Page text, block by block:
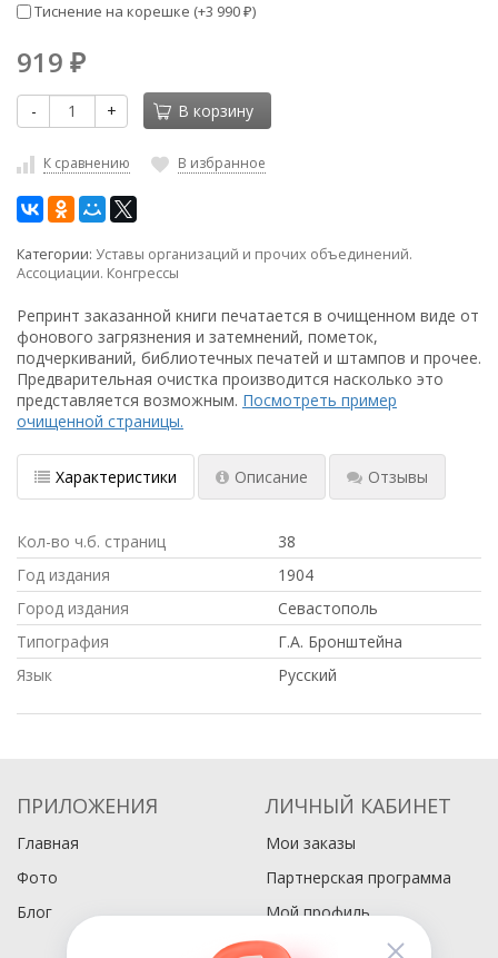
Тиснение на корешке (+3 990 ₽)
919 ₽
- + В корзину
К сравнению В избранное
Категории: Уставы организаций и прочих объединений.
Ассоциации. Конгрессы
Репринт заказанной книги печатается в очищенном виде от
фонового загрязнения и затемнений, пометок,
подчеркиваний, библиотечных печатей и штампов и прочее.
Предварительная очистка производится насколько это
представляется возможным. Посмотреть пример
очищенной страницы.
Характеристики Описание Отзывы
Кол-во ч.б. страниц
38
Год издания
1904
Город издания
Севастополь
Типография
Г.А. Бронштейна
Язык
Русский
ПРИЛОЖЕНИЯ
Главная
Фото
Блог
ЛИЧНЫЙ КАБИНЕТ
Мои заказы
Партнерская программа
Мой профиль